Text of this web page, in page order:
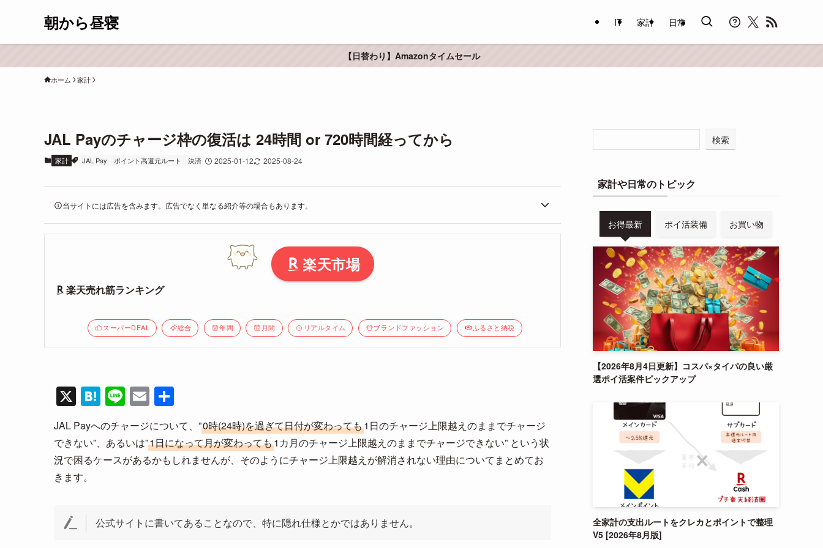
朝から昼寝 IT 家計 日常
【日替わり】Amazonタイムセール
ホーム 家計
JAL Payのチャージ枠の復活は 24時間 or 720時間経ってから
家計 JAL Pay ポイント高還元ルート 決済 2025-01-12 2025-08-24
当サイトには広告を含みます。広告でなく単なる紹介等の場合もあります。
楽天市場
楽天売れ筋ランキング
スーパーDEAL 総合 年間 月間 リアルタイム ブランドファッション ふるさと納税
X H
at
e
n
Li
e
E
m
ail
有
JAL Payへのチャージについて、”0時(24時)を過ぎて日付が変わっても1日のチャージ上限越えのままでチャージ
できない”、あるいは”1日になって月が変わっても1カ月のチャージ上限越えのままでチャージできない” という状
況で困るケースがあるかもしれませんが、そのようにチャージ上限越えが解消されない理由についてまとめてお
きます。
公式サイトに書いてあることなので、特に隠れ仕様とかではありません。
検索
家計や日常のトピック
お得最新 ポイ活装備 お買い物
【2026年8月4日更新】コスパ×タイパの良い厳
選ポイ活案件ピックアップ
全家計の支出ルートをクレカとポイントで整理
V5 [2026年8月版]